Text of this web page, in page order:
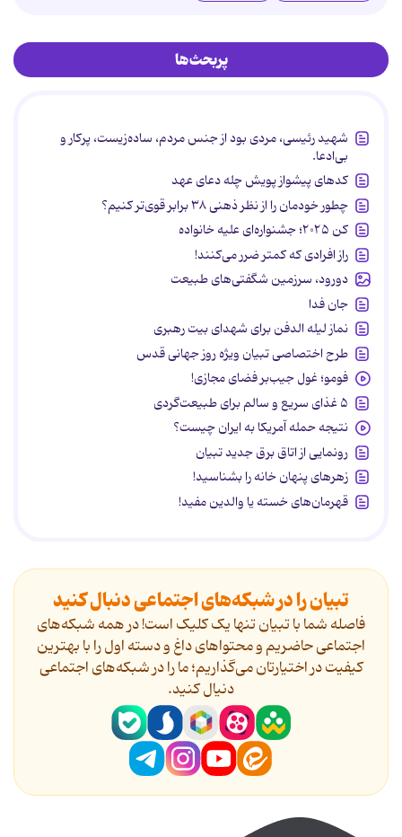
پربحث‌ها
شهید رئیسی، مردی بود از جنس مردم، ساده‌زیست، پرکار و
بی‌ادعا.
کدهای پیشواز پویش چله دعای عهد
چطور خودمان را از نظر ذهنی ۳۸ برابر قوی‌تر کنیم؟
کن ۲۰۲۵؛ جشنواره‌ای علیه خانواده
راز افرادی که کمتر ضرر می‌کنند!
دورود، سرزمین شگفتی‌های طبیعت
جان فدا
نماز لیله الدفن برای شهدای بیت رهبری
طرح اختصاصی تبیان ویژه روز جهانی قدس
فومو؛ غول جیب‌بر فضای مجازی!
۵ غذای سریع و سالم برای طبیعت‌گردی
نتیجه حمله آمریکا به ایران چیست؟
رونمایی از اتاق برق جدید تبیان
زهرهای پنهان خانه را بشناسید!
قهرمان‌های خسته یا والدین مفید!
تبیان را در شبکه‌های اجتماعی دنبال کنید
فاصله شما با تبیان تنها یک کلیک است! در همه شبکه‌های
اجتماعی حاضریم و محتواهای داغ و دسته اول را با بهترین
کیفیت در اختیارتان می‌گذاریم؛ ما را در شبکه‌های اجتماعی
دنیال کنید.